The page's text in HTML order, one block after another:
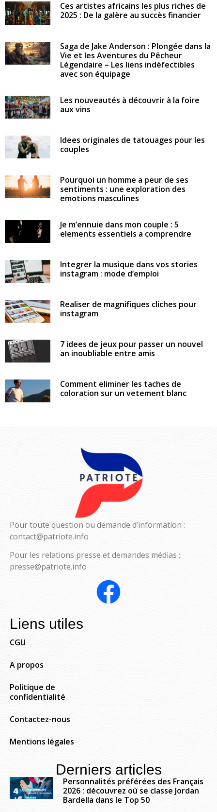
Ces artistes africains les plus riches de
2025 : De la galère au succès financier
Saga de Jake Anderson : Plongée dans la
Vie et les Aventures du Pêcheur
Légendaire – Les liens indéfectibles
avec son équipage
Les nouveautés à découvrir à la foire
aux vins
Idees originales de tatouages pour les
couples
Pourquoi un homme a peur de ses
sentiments : une exploration des
emotions masculines
Je m’ennuie dans mon couple : 5
elements essentiels a comprendre
Integrer la musique dans vos stories
instagram : mode d’emploi
Realiser de magnifiques cliches pour
instagram
7 idees de jeux pour passer un nouvel
an inoubliable entre amis
Comment eliminer les taches de
coloration sur un vetement blanc
Pour toute question ou demande d’information :
contact@patriote.info
Pour les relations presse et demandes médias :
presse@patriote.info
Liens utiles
CGU
A propos
Politique de
confidentialité
Contactez-nous
Mentions légales
Derniers articles
Personnalités préférées des Français
2026 : découvrez où se classe Jordan
Bardella dans le Top 50